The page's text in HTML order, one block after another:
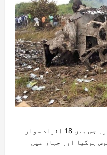
نوبی سوڈان میں مال بردار طیارہ جس میں 18 افراد سوار
ہوگیا اور جہاز میں